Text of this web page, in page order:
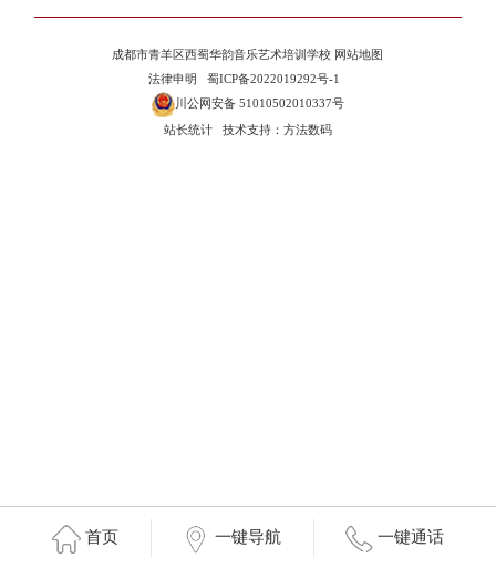
成都市青羊区西蜀华韵音乐艺术培训学校 网站地图
法律申明
蜀ICP备2022019292号-1
川公网安备 51010502010337号
站长统计技术支持：方法数码
首页 一键导航 一键通话